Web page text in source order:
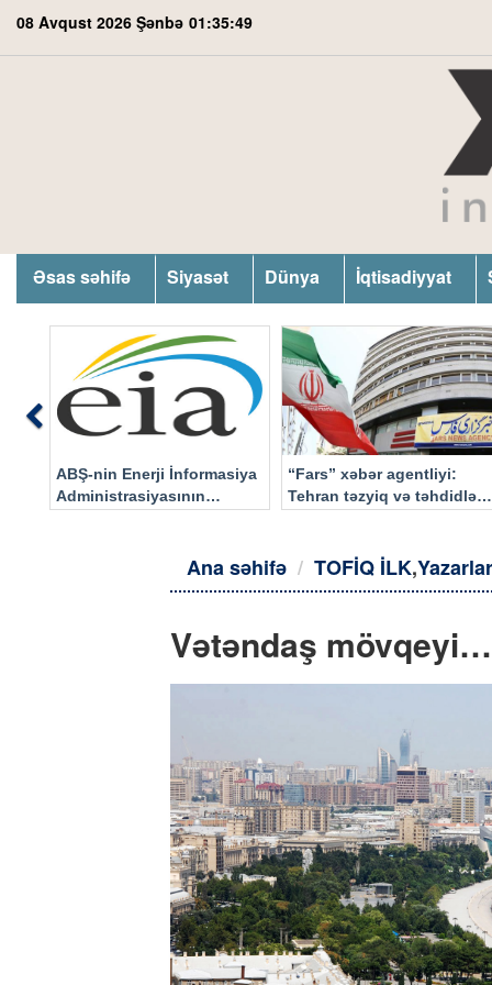
08 Avqust 2026 Şənbə 01:35:50
Əsas səhifə Siyasət Dünya İqtisadiyyat
ABŞ-nin Enerji İnformasiya
Administrasiyasının
“Fars” xəbər agentliyi:
Tehran təzyiq və təhdidlərə
Previous
Ana səhifə TOFİQ İLK,Yazarlar
Vətəndaş mövqeyi…